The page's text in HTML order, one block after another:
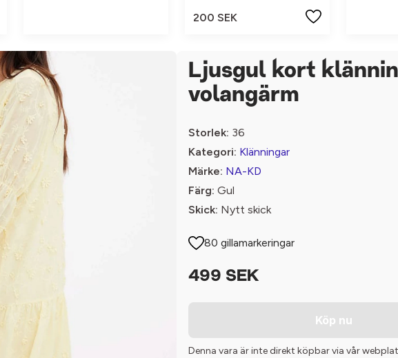
200 SEK
Ljusgul kort
volangärm
Storlek: 36
Kategori: Klänningar
Märke: NA-KD
Färg: Gul
Skick: Nytt skick
80 gillamarkeringar
499 SEK
Köp nu
Denna vara är inte direkt köpbar via vår